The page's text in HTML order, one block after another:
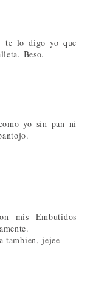
te lo digo yo que
Beso.
yo sin pan ni
mis Embutidos
tambien, jejee